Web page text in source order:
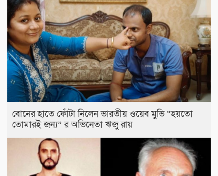
বোনের হাতে ফোঁটা নিলেন ভারতীয় ওয়েব মুভি “হয়তো
তোমারই জন্য” র অভিনেতা ঋজু রায়